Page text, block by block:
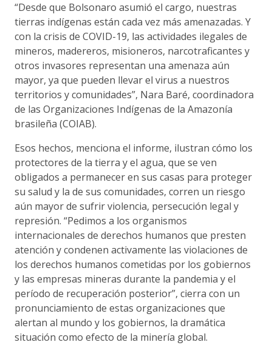
“Desde que Bolsonaro asumió el cargo, nuestras
tierras indígenas están cada vez más amenazadas. Y
con la crisis de COVID-19, las actividades ilegales de
mineros, madereros, misioneros, narcotraficantes y
otros invasores representan una amenaza aún
mayor, ya que pueden llevar el virus a nuestros
territorios y comunidades”, Nara Baré, coordinadora
de las Organizaciones Indígenas de la Amazonía
brasileña (COIAB).
Esos hechos, menciona el informe, ilustran cómo los
protectores de la tierra y el agua, que se ven
obligados a permanecer en sus casas para proteger
su salud y la de sus comunidades, corren un riesgo
aún mayor de sufrir violencia, persecución legal y
represión. “Pedimos a los organismos
internacionales de derechos humanos que presten
atención y condenen activamente las violaciones de
los derechos humanos cometidas por los gobiernos
y las empresas mineras durante la pandemia y el
período de recuperación posterior”, cierra con un
pronunciamiento de estas organizaciones que
alertan al mundo y los gobiernos, la dramática
situación como efecto de la minería global.